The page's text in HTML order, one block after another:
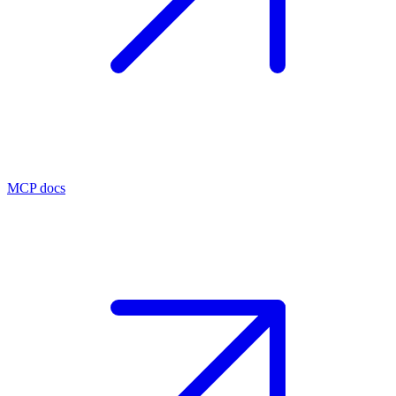
MCP docs